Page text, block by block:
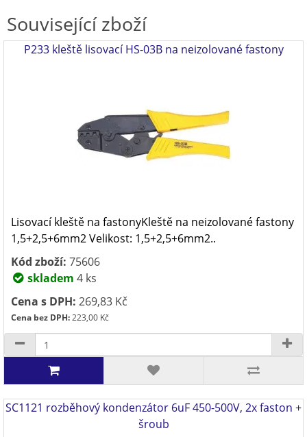
Související zboží
P233 kleště lisovací HS-03B na neizolované fastony
Lisovací kleště na fastonyKleště na neizolované fastony
1,5+2,5+6mm2 Velikost: 1,5+2,5+6mm2..
Kód zboží: 75606
skladem 4 ks
Cena s DPH: 269,83 Kč
Cena bez DPH:223,00 Kč
SC1121 rozběhový kondenzátor 6uF 450-500V, 2x faston +
šroub